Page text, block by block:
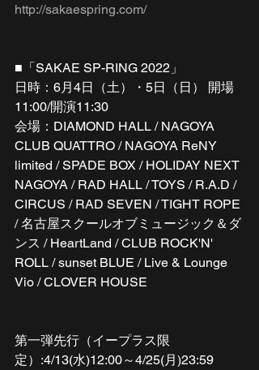
http://sakaespring.com/
■「SAKAE SP-RING 2022」
日時：6月4日（土）・5日（日） 開場
11:00/開演11:30
会場：DIAMOND HALL / NAGOYA
CLUB QUATTRO / NAGOYA ReNY
limited / SPADE BOX / HOLIDAY NEXT
NAGOYA / RAD HALL / TOYS / R.A.D /
CIRCUS / RAD SEVEN / TIGHT ROPE
/ 名古屋スクールオブミュージック＆ダ
ンス / HeartLand / CLUB ROCK'N'
ROLL / sunset BLUE / Live & Lounge
Vio / CLOVER HOUSE
第一弾先行（イープラス限
定）:4/13(水)12:00～4/25(月)23:59